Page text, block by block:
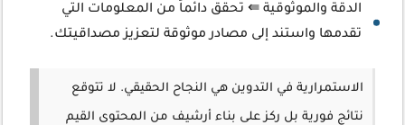
الدقة والموثوقية ⇚ تحقق دائماً من المعلومات التي
تقدمها واستند إلى مصادر موثوقة لتعزيز مصداقيتك.
الاستمرارية في التدوين هي النجاح الحقيقي. لا تتوقع
نتائج فورية بل ركز على بناء أرشيف من المحتوى القيم